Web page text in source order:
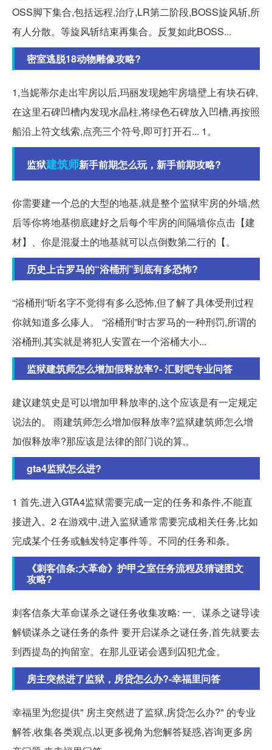
OSS脚下集合,包括远程,治疗,LR第二阶段,BOSS旋风斩,所
有人分散。等旋风斩结束再集合。反复如此BOSS...
密室逃脱18动物雕像攻略?
1,当妮蒂尔走出牢房以后,玛丽发现她牢房墙壁上有块石碑,
在这里石碑凹槽内发现水晶柱,将绿色石碑放入凹槽,再按照
船沿上符文线索,点亮三个符号,即可打开石... 1。
监狱建筑师新手前期怎么玩，新手前期攻略?
你需要建一个总的大型的地基,就是整个监狱牢房的外墙,然
后等你将地基彻底建好之后每个牢房的间隔墙你点击【建
材】、你是混凝土的地基就可以点倒数第二行的【。
历史上古罗马的“浴桶刑”到底有多恐怖?
“浴桶刑”听名字不觉得有多么恐怖,但了解了具体受刑过程
你就知道多么瘆人。 “浴桶刑”时古罗马的一种刑罚,所谓的
浴桶刑,其实就是将犯人安置在一个浴桶大小...
监狱建筑师怎么增加假释放率?- 汇财吧专业问答
建议建筑史是可以增加甲释放率的,这个应该是有一定规定
说法的。 雨建筑师怎么增加假释放率?监狱建筑师怎么增
加假释放率?那应该是法律的部门说的算,。
gta4监狱怎么进?
1 首先,进入GTA4监狱需要完成一定的任务和条件,不能直
接进入。2 在游戏中,进入监狱通常需要完成相关任务,比如
完成某个任务或触发特定事件等。不同的任务和条。
《刺客信条:大革命》护甲之室任务流程及猜谜图文
攻略?
刺客信条大革命谋杀之谜任务收集攻略: 一、谋杀之谜导读
解锁谋杀之谜任务的条件 要开启谋杀之谜任务,首先就要去
到西提岛的拘留室。在那儿亚诺会遇到囚犯尤金。
房主突然进了监狱，房贷怎么办?-幸福里问答
幸福里为您提供" 房主突然进了监狱,房贷怎么办?" 的专业
解答,收集各类观点,以更多视角为您解答疑惑,咨询更多房